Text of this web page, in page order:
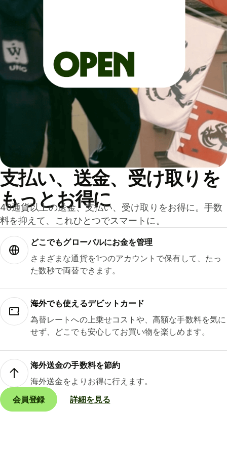
支払い、送金、受け取りを
もっとお得に
40通貨以上の送金、支払い、受け取りをお得に。手数
料を抑えて、これひとつでスマートに。
どこでもグ⁠ロ⁠ー⁠バ⁠ルにお金を管理
さまざまな通貨を1つのアカウントで保有して、たっ
た数秒で両替できます。
海外でも使えるデビットカード
為替レートへの上乗せコストや、高額な手数料を気に
せず、どこでも安心してお買い物を楽しめます。
海外送金の手数料を節約
海外送金をよりお得に行えます。
会員登録
詳細を見る